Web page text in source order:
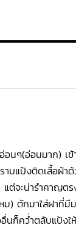
นๆ(อ่อนมาก) เ
บแป้งติดเสื้อผ้าด้
ต่จะน่ารำคาญต
ม) ตักมาใส่ฝาที่มี
นก็คว่ำตลับแป้ง